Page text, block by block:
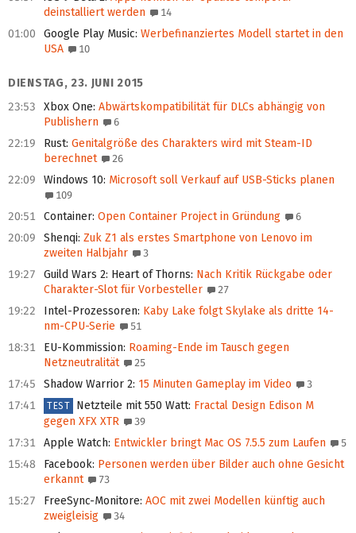
deinstalliert werden
14
01:00 Google Play Music: Werbefinanziertes Modell startet in den
USA
10
DIENSTAG, 23. JUNI 2015
23:53
Xbox One: Abwärtskompatibilität für DLCs abhängig von
Publishern
6
22:19 Rust: Genitalgröße des Charakters wird mit Steam-ID
berechnet
26
22:09 Windows 10: Microsoft soll Verkauf auf USB-Sticks planen
109
20:51 Container: Open Container Project in Gründung 6
20:09 Shenqi: Zuk Z1 als erstes Smartphone von Lenovo im
zweiten Halbjahr
3
19:27 Guild Wars 2: Heart of Thorns: Nach Kritik Rückgabe oder
Charakter-Slot für Vorbesteller
27
19:22 Intel-Prozessoren: Kaby Lake folgt Skylake als dritte 14-
nm-CPU-Serie
51
18:31 EU-Kommission: Roaming-Ende im Tausch gegen
Netzneutralität
25
17:45 Shadow Warrior 2: 15 Minuten Gameplay im Video 3
17:41 TEST Netzteile mit 550 Watt: Fractal Design Edison M
gegen XFX XTR
39
17:31 Apple Watch: Entwickler bringt Mac OS 7.5.5 zum Laufen 5
15:48 Facebook: Personen werden über Bilder auch ohne Gesicht
erkannt
73
15:27 FreeSync-Monitore: AOC mit zwei Modellen künftig auch
zweigleisig
34